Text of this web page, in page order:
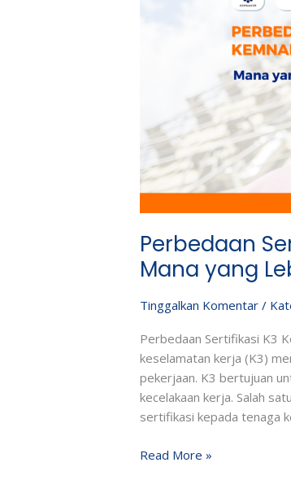
Perbedaan
Mana yang
Tinggalkan Komentar /
Perbedaan Sertifikasi K3
keselamatan kerja (K3)
pekerjaan. K3 bertujuan
kecelakaan kerja. Salah
sertifikasi kepada tenaga
Lebih
Baik?
Read More »